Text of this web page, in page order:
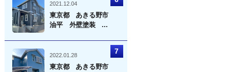
2021.12.04
東京都 あきる野市
油平 外壁塗装 ...
2022.01.28
東京都 あきる野市